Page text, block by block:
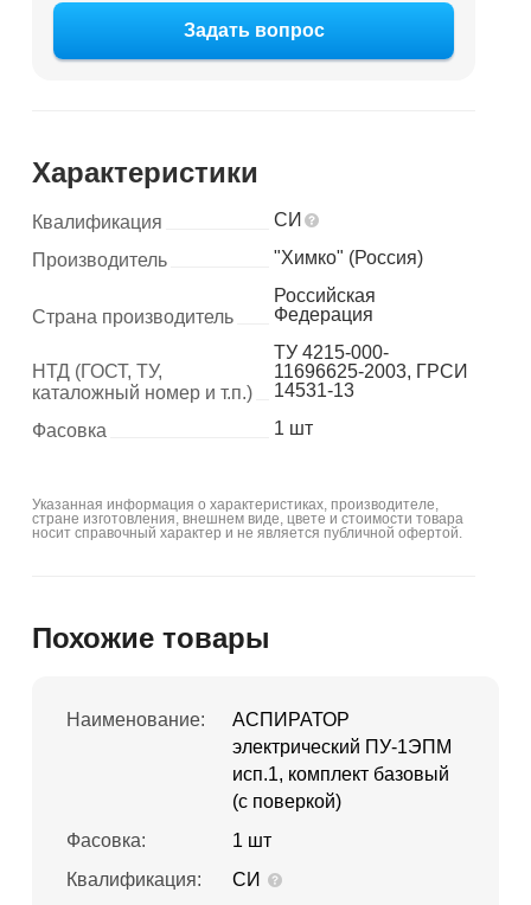
Задать вопрос
Характеристики
Квалификация
СИ
Производитель
"Химко" (Россия)
Страна производитель
Российская
Федерация
НТД (ГОСТ, ТУ,
каталожный номер и т.п.)
ТУ 4215-000-
11696625-2003, ГРСИ
14531-13
Фасовка
1 шт
Указанная информация о характеристиках, производителе,
стране изготовления, внешнем виде, цвете и стоимости товара
носит справочный характер и не является публичной офертой.
Похожие товары
Наименование:
АСПИРАТОР
электрический ПУ-1ЭПМ
исп.1, комплект базовый
(с поверкой)
Фасовка:
1 шт
Квалификация:
СИ